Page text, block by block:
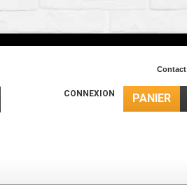
Contact
PANIER
CONNEXION